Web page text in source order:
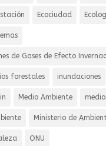
Ecociudad
de Gases de Efecto
forestales inundaciones
Medio Ambiente
Ministerio de
ONU